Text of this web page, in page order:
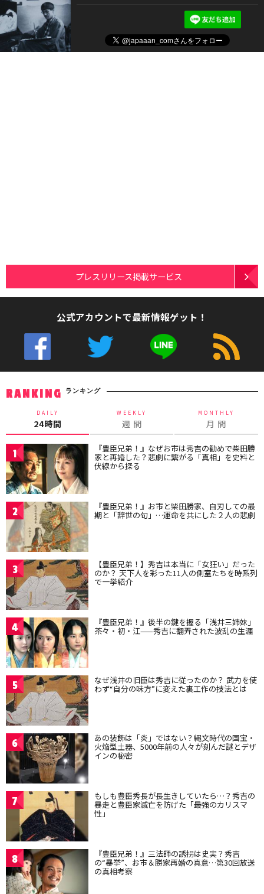
プレスリリース掲載サービス
公式アカウントで最新情報ゲット！
RANKING ランキング
DAILY
24時間
WEEKLY
週 間
MONTHLY
月 間
1 『豊臣兄弟！』なぜお市は秀吉の勧めで柴田勝
家と再婚した？悲劇に繋がる「真相」を史料と
伏線から探る
2 『豊臣兄弟！』お市と柴田勝家、自刃しての最
期と「辞世の句」…運命を共にした２人の悲劇
3 【豊臣兄弟！】秀吉は本当に「女狂い」だった
のか？ 天下人を彩った11人の側室たちを時系列
で一挙紹介
4 『豊臣兄弟！』後半の鍵を握る「浅井三姉妹」
茶々・初・江——秀吉に翻弄された波乱の生涯
5 なぜ浅井の旧臣は秀吉に従ったのか？ 武力を使
わず“自分の味方”に変えた裏工作の技法とは
6 あの装飾は「炎」ではない？縄文時代の国宝・
火焔型土器、5000年前の人々が刻んだ謎とデザ
インの秘密
7 もしも豊臣秀長が長生きしていたら…？秀吉の
暴走と豊臣家滅亡を防げた「最強のカリスマ
性」
8 『豊臣兄弟！』三法師の誘拐は史実？秀吉
の“暴挙”、お市＆勝家再婚の真意…第30回放送
の真相考察